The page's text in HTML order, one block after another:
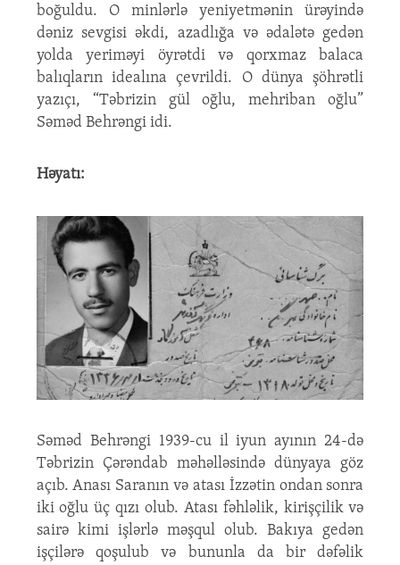
boğuldu. O minlərlə yeniyetmənin ürəyində
dəniz sevgisi əkdi, azadlığa və ədalətə gedən
yolda yeriməyi öyrətdi və qorxmaz balaca
balıqların idealına çevrildi. O dünya şöhrətli
yazıçı, “Təbrizin gül oğlu, mehriban oğlu”
Səməd Behrəngi idi.
Həyatı:
Səməd Behrəngi 1939-cu il iyun ayının 24-də
Təbrizin Çərəndab məhəlləsində dünyaya göz
açıb. Anası Saranın və atası İzzətin ondan sonra
iki oğlu üç qızı olub. Atası fəhləlik, kirişçilik və
sairə kimi işlərlə məşqul olub. Bakıya gedən
işçilərə qoşulub və bununla da bir dəfəlik